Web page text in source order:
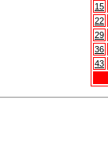
15
22
29
36
43